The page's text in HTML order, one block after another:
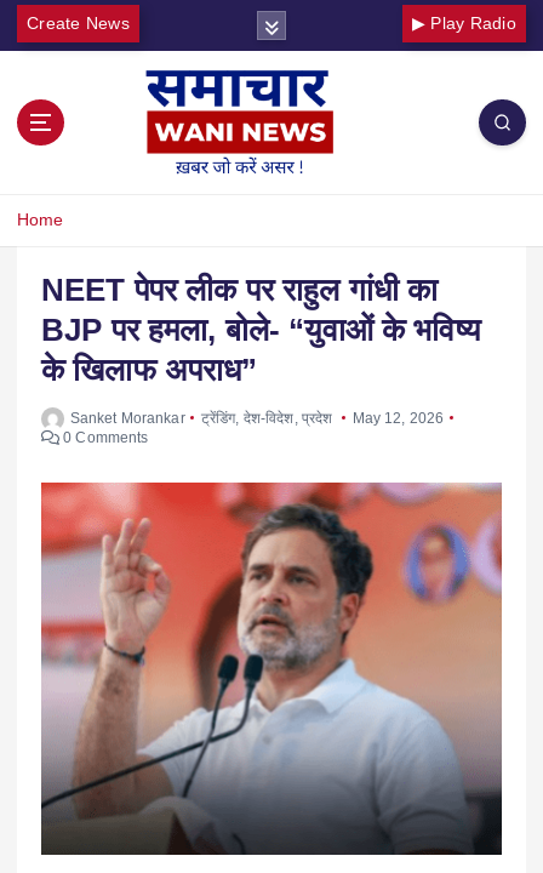
Create News ▶ Play Radio
Home
NEET पेपर लीक पर राहुल गांधी का
BJP पर हमला, बोले- “युवाओं के भविष्य
के खिलाफ अपराध”
Sanket Morankar ट्रेंडिंग, देश-विदेश प्रदेश
May 12, 2026
0 Comments